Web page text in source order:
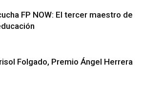
FP NOW: El tercer maestro de
Folgado, Premio Ángel Herrera